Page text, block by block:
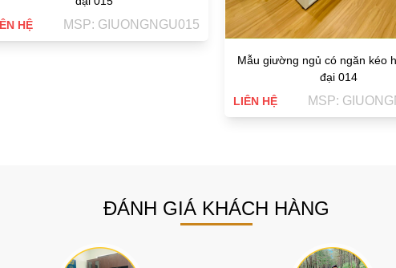
HỆ
MSP: GIUONGNGU015
Mẫu giường ngủ có ngăn kéo
đại 014
LIÊN HỆ
MSP:
ĐÁNH GIÁ KHÁCH HÀNG